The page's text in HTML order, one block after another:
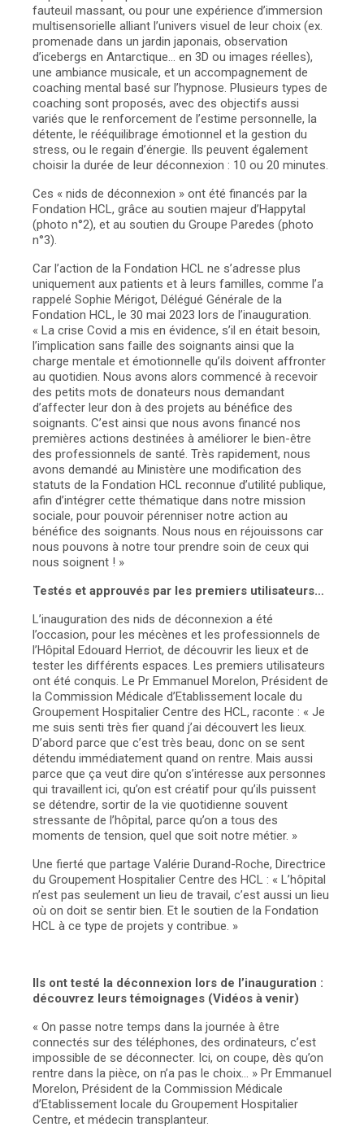
fauteuil massant, ou pour une expérience d’immersion
multisensorielle alliant l’univers visuel de leur choix (ex.
promenade dans un jardin japonais, observation
d’icebergs en Antarctique… en 3D ou images réelles),
une ambiance musicale, et un accompagnement de
coaching mental basé sur l’hypnose. Plusieurs types de
coaching sont proposés, avec des objectifs aussi
variés que le renforcement de l’estime personnelle, la
détente, le rééquilibrage émotionnel et la gestion du
stress, ou le regain d’énergie. Ils peuvent également
choisir la durée de leur déconnexion : 10 ou 20 minutes.
Ces « nids de déconnexion » ont été financés par la
Fondation HCL, grâce au soutien majeur d’Happytal
(photo n°2), et au soutien du Groupe Paredes (photo
n°3).
Car l’action de la Fondation HCL ne s’adresse plus
uniquement aux patients et à leurs familles, comme l’a
rappelé Sophie Mérigot, Délégué Générale de la
Fondation HCL, le 30 mai 2023 lors de l’inauguration.
« La crise Covid a mis en évidence, s’il en était besoin,
l’implication sans faille des soignants ainsi que la
charge mentale et émotionnelle qu’ils doivent affronter
au quotidien. Nous avons alors commencé à recevoir
des petits mots de donateurs nous demandant
d’affecter leur don à des projets au bénéfice des
soignants. C’est ainsi que nous avons financé nos
premières actions destinées à améliorer le bien-être
des professionnels de santé. Très rapidement, nous
avons demandé au Ministère une modification des
statuts de la Fondation HCL reconnue d’utilité publique,
afin d’intégrer cette thématique dans notre mission
sociale, pour pouvoir pérenniser notre action au
bénéfice des soignants. Nous nous en réjouissons car
nous pouvons à notre tour prendre soin de ceux qui
nous soignent ! »
Testés et approuvés par les premiers utilisateurs…
L’inauguration des nids de déconnexion a été
l’occasion, pour les mécènes et les professionnels de
l’Hôpital Edouard Herriot, de découvrir les lieux et de
tester les différents espaces. Les premiers utilisateurs
ont été conquis. Le Pr Emmanuel Morelon, Président de
la Commission Médicale d’Etablissement locale du
Groupement Hospitalier Centre des HCL, raconte : « Je
me suis senti très fier quand j’ai découvert les lieux.
D’abord parce que c’est très beau, donc on se sent
détendu immédiatement quand on rentre. Mais aussi
parce que ça veut dire qu’on s’intéresse aux personnes
qui travaillent ici, qu’on est créatif pour qu’ils puissent
se détendre, sortir de la vie quotidienne souvent
stressante de l’hôpital, parce qu’on a tous des
moments de tension, quel que soit notre métier. »
Une fierté que partage Valérie Durand-Roche, Directrice
du Groupement Hospitalier Centre des HCL : « L’hôpital
n’est pas seulement un lieu de travail, c’est aussi un lieu
où on doit se sentir bien. Et le soutien de la Fondation
HCL à ce type de projets y contribue. »
Ils ont testé la déconnexion lors de l’inauguration :
découvrez leurs témoignages (Vidéos à venir)
« On passe notre temps dans la journée à être
connectés sur des téléphones, des ordinateurs, c’est
impossible de se déconnecter. Ici, on coupe, dès qu’on
rentre dans la pièce, on n’a pas le choix… » Pr Emmanuel
Morelon, Président de la Commission Médicale
d’Etablissement locale du Groupement Hospitalier
Centre, et médecin transplanteur.